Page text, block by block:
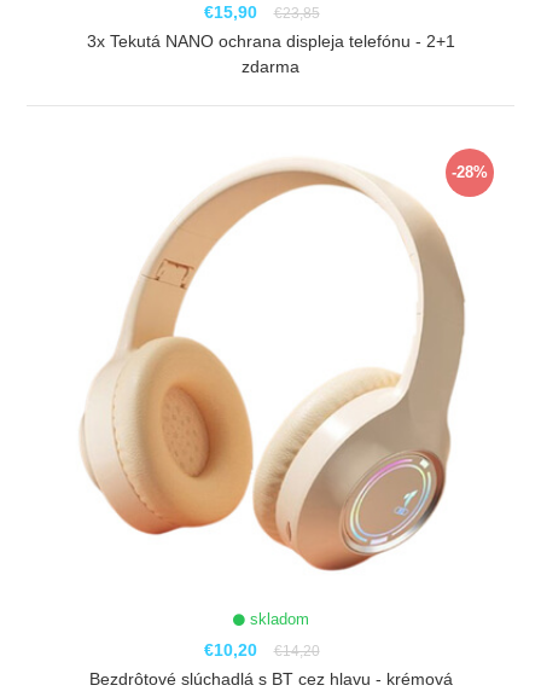
€15,90 €23,85
3x Tekutá NANO ochrana displeja telefónu - 2+1
zdarma
-28%
skladom
€10,20 €14,20
Bezdrôtové slúchadlá s BT cez hlavu - krémová